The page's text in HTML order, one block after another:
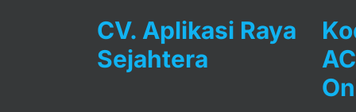
CV. Aplikasi Raya
Sejahtera